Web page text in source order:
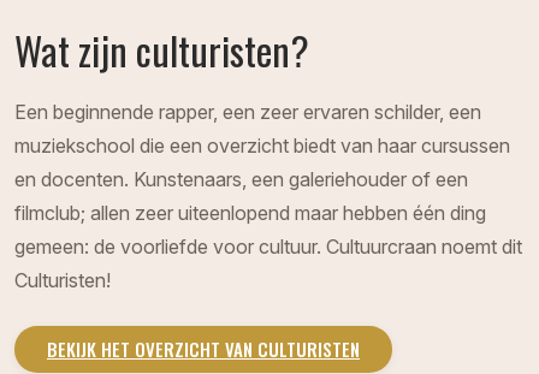
Wat zijn culturisten?
Een beginnende rapper, een zeer ervaren schilder, een
muziekschool die een overzicht biedt van haar cursussen
en docenten. Kunstenaars, een galeriehouder of een
filmclub; allen zeer uiteenlopend maar hebben één ding
gemeen: de voorliefde voor cultuur. Cultuurcraan noemt dit
Culturisten!
BEKIJK HET OVERZICHT VAN CULTURISTEN